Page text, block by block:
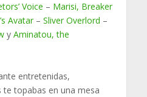
Voice – Marisi, Breaker
Avatar –Sliver Overlord –
yAminatou, the
entretenidas,
topabas en una mesa